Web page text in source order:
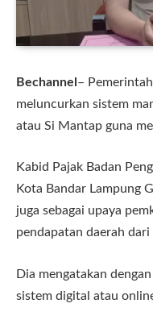
Bechannel –
meluncurkan sistem
atau Si Mantap guna
Kabid Pajak Badan
Kota Bandar Lampung
juga sebagai upaya
pendapatan daerah
Dia mengatakan
sistem digital atau